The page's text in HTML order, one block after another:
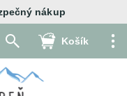
Košík